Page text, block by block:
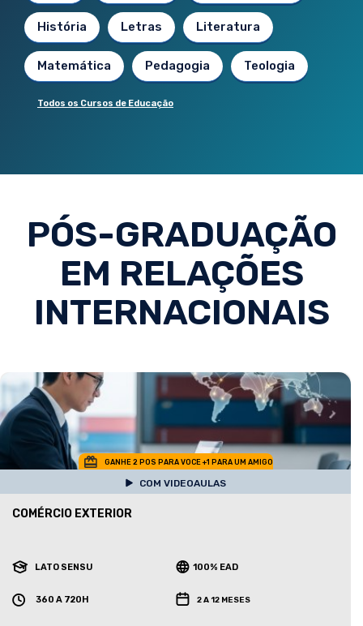
História Letras Literatura
Matemática Pedagogia Teologia
Todos os Cursos de Educação
PÓS-GRADUAÇÃO
EM RELAÇÕES
INTERNACIONAIS
GANHE 2 POS PARA VOCE +1 PARA UM AMIGO
COM VIDEOAULAS
COMÉRCIO EXTERIOR
LATO SENSU 100% EAD
360 A 720H 2 A 12 MESES